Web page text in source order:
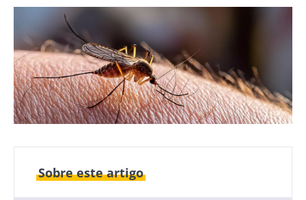
Sobre este artigo